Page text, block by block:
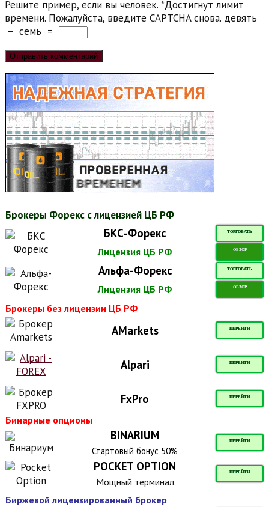
Решите пример, если вы человек. *Достигнут лимит
времени. Пожалуйста, введите CAPTCHA снова. девять
− семь =
Брокеры Форекс с лицензией ЦБ РФ
БКС-Форекс ТОРГОВАТЬ
Лицензия ЦБ РФ ОБЗОР
Альфа-Форекс ТОРГОВАТЬ
Лицензия ЦБ РФ ОБЗОР
Брокеры без лицензии ЦБ РФ
AMarkets ПЕРЕЙТИ
Alpari ПЕРЕЙТИ
FxPro ПЕРЕЙТИ
Бинарные опционы
BINARIUM ПЕРЕЙТИ
Стартовый бонус 50%
POCKET OPTION ПЕРЕЙТИ
Мощный терминал
Биржевой лицензированный брокер